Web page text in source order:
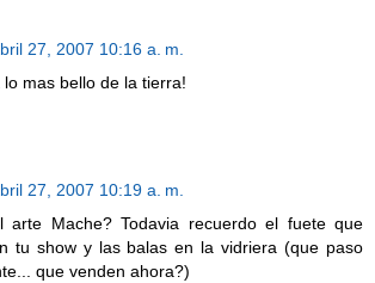
27, 2007 10:16 a. m.
mas bello de la tierra!
27, 2007 10:19 a. m.
arte Mache? Todavia recuerdo el fuete que
tu show y las balas en la vidriera (que paso
que venden ahora?)